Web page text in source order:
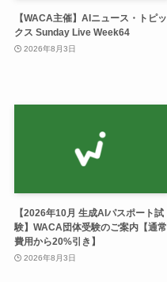
【WACA主催】AIニュース・トピッ
クス Sunday Live Week64
2026年8月3日
【2026年10月 生成AIパスポート試
験】WACA団体受験のご案内【通常
費用から20%引き】
2026年8月3日